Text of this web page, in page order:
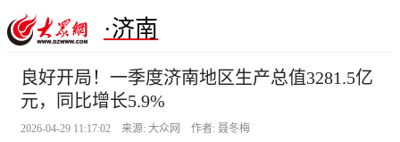
·济南
良好开局！一季度济南地区生产总值3281.5亿
元，同比增长5.9%
2026-04-29 11:17:02 来源: 大众网 作者: 聂冬梅